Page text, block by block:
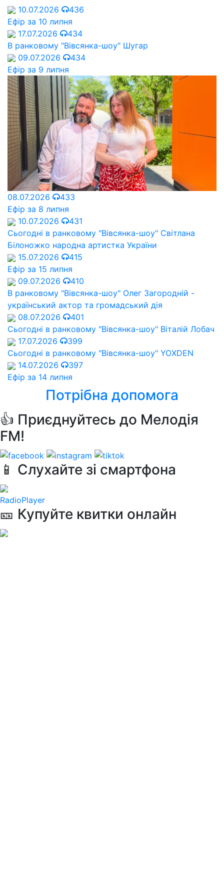
10.07.2026
436
Ефір за 10 липня
17.07.2026
434
В ранковому "Вівсянка-шоу" Шугар
09.07.2026
434
Ефір за 9 липня
08.07.2026
433
Ефір за 8 липня
10.07.2026
431
Сьогодні в ранковому "Вівсянка-шоу" Cвітлана
Білоножко народна артистка України
15.07.2026
415
Ефір за 15 липня
09.07.2026
410
В ранковому "Вівсянка-шоу" Олег Загородній -
український актор та громадський дія
08.07.2026
401
Сьогодні в ранковому "Вівсянка-шоу" Віталій Лобач
17.07.2026
399
Сьогодні в ранковому "Вівсянка-шоу" YOXDEN
14.07.2026
397
Ефір за 14 липня
Потрібна допомога
👍 Приєднуйтесь до Мелодія
FM!
📱 Слухайте зі смартфона
RadioPlayer
🎫 Купуйте квитки онлайн